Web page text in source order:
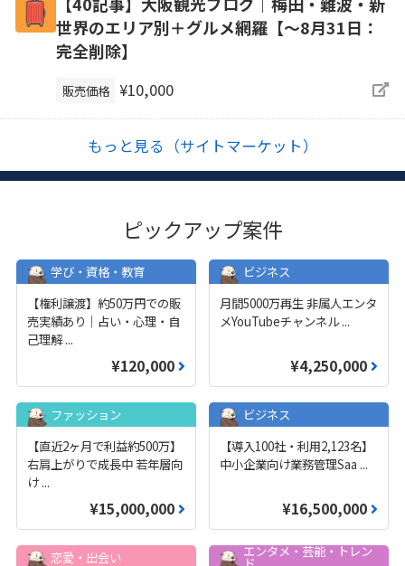
世界のエリア別＋グルメ網羅【～8月31日：
完全削除】
販売価格 ¥10,000
もっと見る（サイトマーケット）
ピックアップ案件
学び・資格・教育
【権利譲渡】約50万円での販
売実績あり｜占い・心理・自
己理解...
¥120,000
ビジネス
月間5000万再生 非属人エンタ
メYouTubeチャンネル...
¥4,250,000
ファッション
【直近2ヶ月で利益約500万】
右肩上がりで成長中 若年層向
け...
¥15,000,000
ビジネス
【導入100社・利用2,123名】
中小企業向け業務管理Saa ...
¥16,500,000
恋愛・出会い エンタメ・芸能・トレン